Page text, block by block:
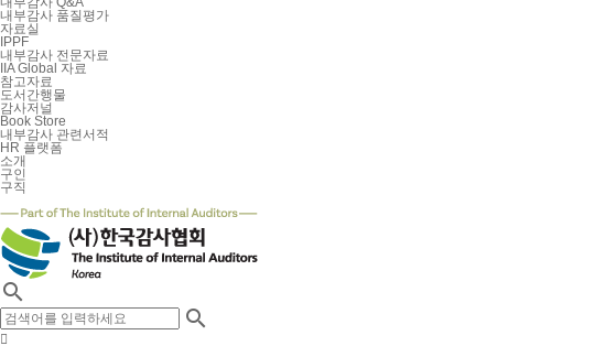
내부감사 품질평가
자료실
IPPF
내부감사 전문자료
IIA Global 자료
참고자료
도서간행물
감사저널
Book Store
내부감사 관련서적
HR 플랫폼
소개
구인
구직

